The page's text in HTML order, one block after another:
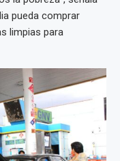
pueda comprar
limpias para